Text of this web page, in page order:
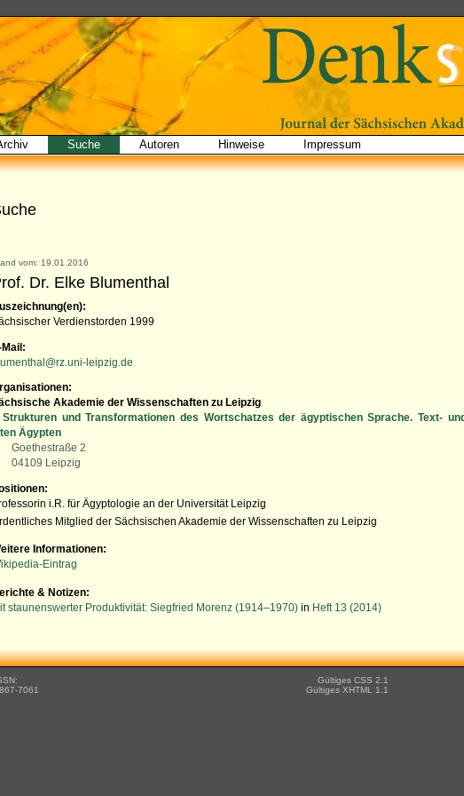
Suche Autoren Hinweise Impressum
vom: 19.01.2016
Dr. Elke Blumenthal
Verdienstorden 1999
Mail:
leipzig.de
Akademie der Wissenschaften zu Leipzig
Strukturen und Transformationen des Wortschatzes der ägyptischen Sprache. Text-
Ägypten
Goethestraße 2
04109 Leipzig
i.R. für Ägyptologie an der Universität Leipzig
Mitglied der Sächsischen Akademie der Wissenschaften zu Leipzig
Informationen:
Eintrag
& Notizen:
staunenswerter Produktivität: Siegfried Morenz (1914–1970) in Heft 13 (2014)
7061
Gültiges CSS 2.1
Gültiges XHTML 1.1